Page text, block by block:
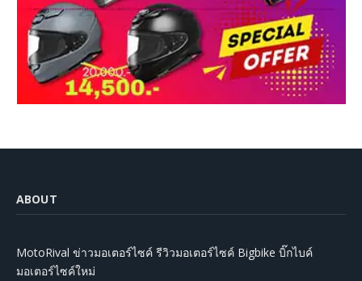
ABOUT
MotoRival ข่าวมอเตอร์ไซค์ รีวิวมอเตอร์ไซค์ Bigbike บิ๊กไบค์
มอเตอร์ไซค์ใหม่